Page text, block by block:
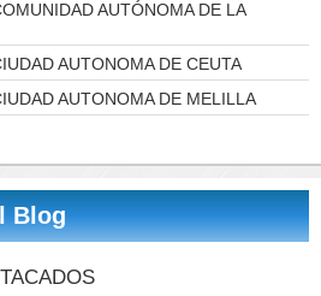
AUTÓNOMA DE LA
AUTONOMA DE CEUTA
AUTONOMA DE MELILLA
Blog